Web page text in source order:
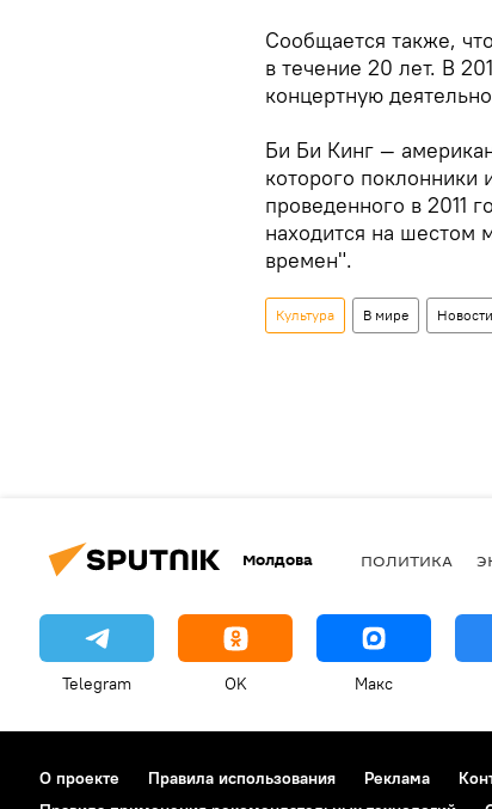
Сообщается также,
в течение 20 лет. В
концертную
Би Би Кинг —
которого
проведенного в 2011
находится на шестом
времен".
Культура В мире Новости
Молдова ПОЛИТИКА
Telegram OK Макс
О проекте Правила использования Реклама